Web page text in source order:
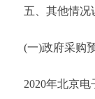
五、其他情况
(一)政府采购预
2020年北京电子